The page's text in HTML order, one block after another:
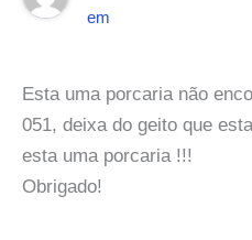
em
Esta uma porcaria não
051, deixa do geito que
esta uma porcaria !!!
Obrigado!